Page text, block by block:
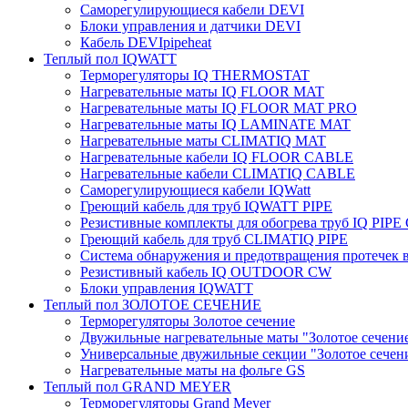
Саморегулирующиеся кабели DEVI
Блоки управления и датчики DEVI
Кабель DEVIpipeheat
Теплый пол IQWATT
Терморегуляторы IQ THERMOSTAT
Нагревательные маты IQ FLOOR MAT
Нагревательные маты IQ FLOOR MAT PRO
Нагревательные маты IQ LAMINATE MAT
Нагревательные маты CLIMATIQ MAT
Нагревательные кабели IQ FLOOR CABLE
Нагревательные кабели CLIMATIQ CABLE
Саморегулирующиеся кабели IQWatt
Греющий кабель для труб IQWATT PIPE
Резистивные комплекты для обогрева труб IQ PIPE
Греющий кабель для труб CLIMATIQ PIPE
Система обнаружения и предотвращения протечек
Резистивный кабель IQ OUTDOOR CW
Блоки управления IQWATT
Теплый пол ЗОЛОТОЕ СЕЧЕНИЕ
Терморегуляторы Золотое сечение
Двужильные нагревательные маты "Золотое
Универсальные двужильные секции "Золотое
Нагревательные маты на фольге GS
Теплый пол GRAND MEYER
Терморегуляторы Grand Meyer